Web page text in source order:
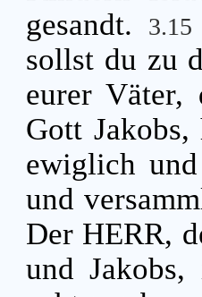
gesandt.
3.15
sollst du zu
eurer Väter,
Gott
ewiglich
und
Der HERR,
und